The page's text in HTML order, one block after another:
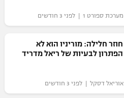
מערכת ספורט 1 | לפני 3 חודשים
חוזר חלילה: מוריניו הוא לא
הפתרון לבעיות של ריאל מדריד
אוריאל דסקל | לפני 3 חודשים